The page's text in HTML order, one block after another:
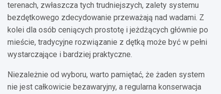
terenach, zwłaszcza tych trudniejszych, zalety systemu
bezdętkowego zdecydowanie przeważają nad wadami. Z
kolei dla osób ceniących prostotę i jeżdżących głównie po
mieście, tradycyjne rozwiązanie z dętką może być w pełni
wystarczające i bardziej praktyczne.
Niezależnie od wyboru, warto pamiętać, że żaden system
nie jest całkowicie bezawaryjny, a regularna konserwacja